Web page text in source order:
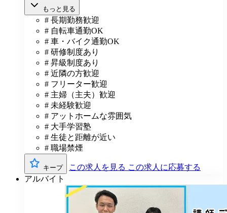
もっと見る
# 長期勤務歓迎
# 自転車通勤OK
# 車・バイク通勤OK
# 研修制度あり
# 昇級制度あり
# 近隣の方歓迎
# フリーター歓迎
# 主婦（主夫）歓迎
# 未経験歓迎
# アットホームな雰囲気
# 大手学習塾
# 生徒と距離が近い
# 職場禁煙
キープ この求人を見る この求人に応募する
アルバイト